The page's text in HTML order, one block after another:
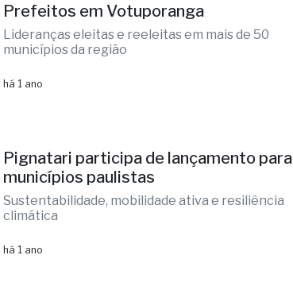
Prefeitos em Votuporanga
Lideranças eleitas e reeleitas em mais de 50
municípios da região
há 1 ano
Pignatari participa de lançamento para
municípios paulistas
Sustentabilidade, mobilidade ativa e resiliência
climática
há 1 ano